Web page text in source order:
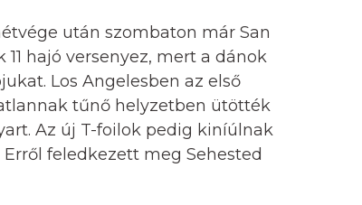
után szombaton már San
hajó versenyez, mert a dánok
Los Angelesben az első
tűnő helyzetben ütötték
Az új T-foilok pedig kiníúlnak
feledkezett meg Sehested